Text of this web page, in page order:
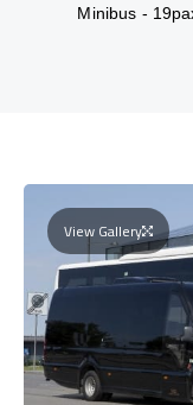
Minibus -
View Gallery